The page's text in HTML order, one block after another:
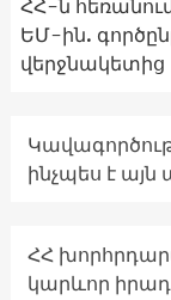
ՀՀ-ն
ԵՄ-ին.
վերջնակետից
ինչպես է
ՀՀ
կարևոր